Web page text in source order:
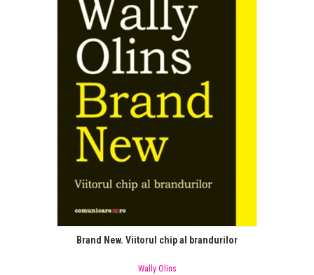
Brand New. Viitorul chip al brandurilor
Wally Olins